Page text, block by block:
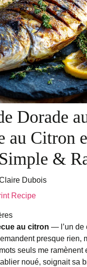
Dorade
au Citron
&
Dubois
Recipe
au citron — l’un de
presque rien,
seuls me ramènent
noué, soignait sa